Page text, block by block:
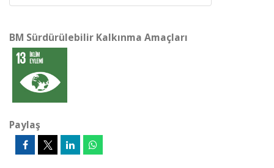
BM Sürdürülebilir Kalkınma Amaçları
Paylaş